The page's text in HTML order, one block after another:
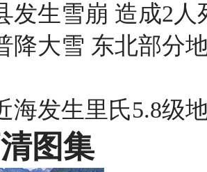
发生雪崩 造成2人
降大雪 东北部分
海发生里氏5.8级
图集